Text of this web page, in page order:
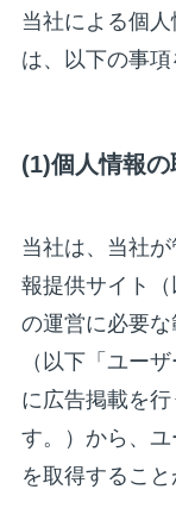
当社による個
は、以下の事項
(1)個人情報の
当社は、当社
報提供サイト（
の運営に必要
（以下「ユー
に広告掲載を
す。）から、
を取得すること